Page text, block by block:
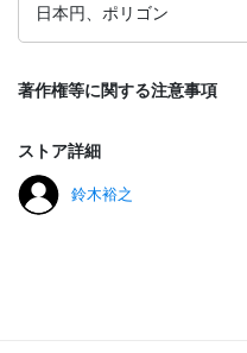
日本円、ポリゴン
著作権等に関する注意事項
ストア詳細
鈴木裕之